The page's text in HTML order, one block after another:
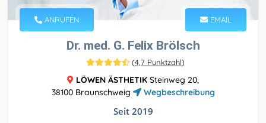
ANRUFEN EMAIL
Dr. med. G. Felix Brölsch
(4,7 Punktzahl)
LÖWEN ÄSTHETIK Steinweg 20,
38100 Braunschweig
Wegbeschreibung
Seit 2019